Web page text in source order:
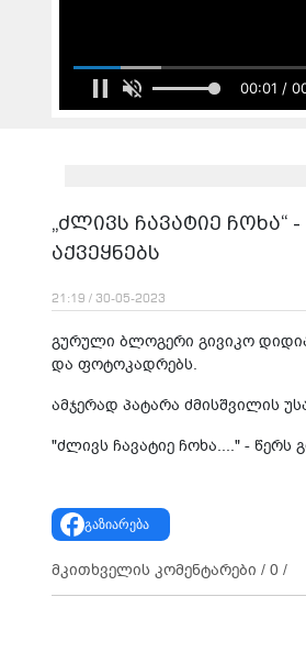
00:03 /
„ძლივს ჩავატიე
აქვეყნებს
21:19 / 30-05-2023
გურული ბლოგერი გივიკო
და ფოტოკადრებს.
ამჯერად პატარა ძმისშვილის
"ძლივს ჩავატიე ჩოხა...." - წერს
გაზიარება
მკითხველის კომენტარები / 0 /